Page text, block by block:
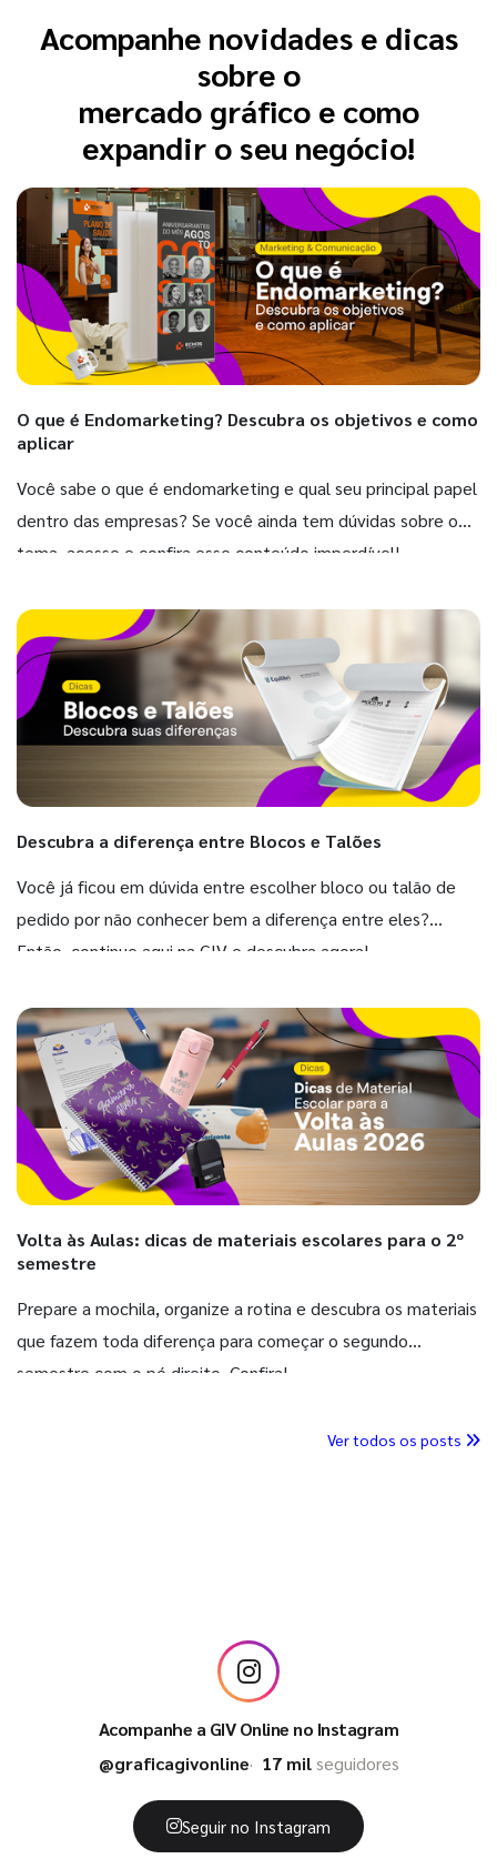
Acompanhe novidades e dicas
sobre o
mercado gráfico e como
expandir o seu negócio!
O que é Endomarketing? Descubra os objetivos e como
aplicar
Você sabe o que é endomarketing e qual seu principal papel
dentro das empresas? Se você ainda tem dúvidas sobre o
tema, acesse e confira esse conteúdo imperdível!
Descubra a diferença entre Blocos e Talões
Você já ficou em dúvida entre escolher bloco ou talão de
pedido por não conhecer bem a diferença entre eles?
Então, continue aqui na GIV e descubra agora!
Volta às Aulas: dicas de materiais escolares para o 2º
semestre
Prepare a mochila, organize a rotina e descubra os materiais
que fazem toda diferença para começar o segundo
semestre com o pé direito. Confira!
Ver todos os posts
Acompanhe a GIV Online no Instagram
@graficagivonline
17 milseguidores
Seguir no Instagram